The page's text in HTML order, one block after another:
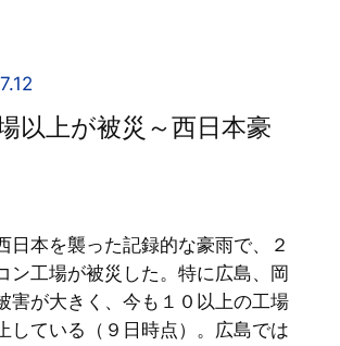
以上が被災～西日本豪
日本を襲った記録的な豪雨で、２
ン工場が被災した。特に広島、岡
害が大きく、今も１０以上の工場
している（９日時点）。広島では